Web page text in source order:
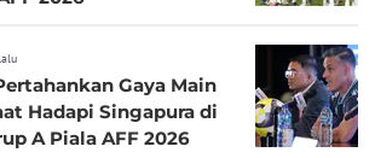
Gaya Main
Hadapi Singapura di
A Piala AFF 2026